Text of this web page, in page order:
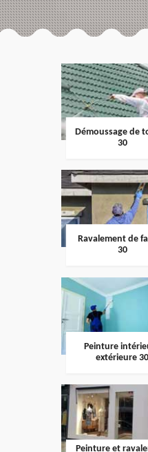
Démoussage de
30
Ravalement de
30
Peinture
extérieure 30
Peinture et